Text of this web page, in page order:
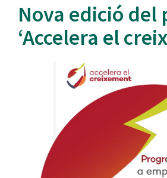
Nova edició del
‘Accelera el